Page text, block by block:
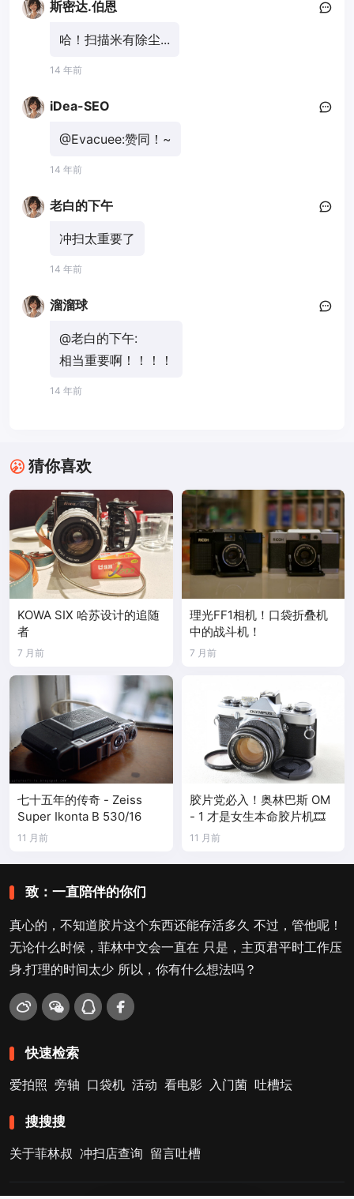
斯密达.伯恩
哈！扫描米有除尘...
14 年前
iDea-SEO
@Evacuee:赞同！~
14 年前
老白的下午
冲扫太重要了
14 年前
溜溜球
@老白的下午:
相当重要啊！！！！
14 年前
猜你喜欢
KOWA SIX 哈苏设计的追随
者
7 月前
理光FF1相机！口袋折叠机
中的战斗机！
7 月前
七十五年的传奇 - Zeiss
Super Ikonta B 530/16
11 月前
胶片党必入！奥林巴斯 OM
- 1 才是女生本命胶片机🎞️
11 月前
致：一直陪伴的你们
真心的，不知道胶片这个东西还能存活多久 不过，管他呢！
无论什么时候，菲林中文会一直在 只是，主页君平时工作压
身.打理的时间太少 所以，你有什么想法吗？
快速检索
爱拍照 旁轴 口袋机 活动 看电影 入门菌 吐槽坛
搜搜搜
关于菲林叔 冲扫店查询 留言吐槽